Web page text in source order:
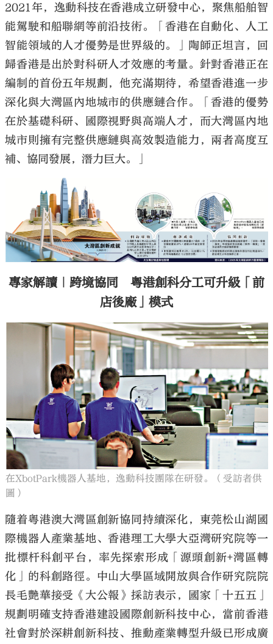
2021年，逸動科技在香港成立研發中心，聚焦船舶智
能駕駛和船聯網等前沿技術。「香港在自動化、人工
智能領域的人才優勢是世界級的。」陶師正坦言，回
歸香港是出於對科研人才效應的考量。針對香港正在
編制的首份五年規劃，他充滿期待，希望香港進一步
深化與大灣區內地城市的供應鏈合作。「香港的優勢
在於基礎科研、國際視野與高端人才，而大灣區內地
城市則擁有完整供應鏈與高效製造能力，兩者高度互
補、協同發展，潛力巨大。」
專家解讀｜跨境協同 粵港創科分工可升級「前
店後廠」模式
在XbotPark機器人基地，逸動科技團隊在研發。（受訪者供
圖）
隨着粵港澳大灣區創新協同持續深化，東莞松山湖國
際機器人產業基地、香港理工大學大亞灣研究院等一
批標杆科創平台，率先探索形成「源頭創新+灣區轉
化」的科創路徑。中山大學區域開放與合作研究院院
長毛艷華接受《大公報》採訪表示，國家「十五五」
規劃明確支持香港建設國際創新科技中心，當前香港
社會對於深耕創新科技、推動產業轉型升級已形成廣